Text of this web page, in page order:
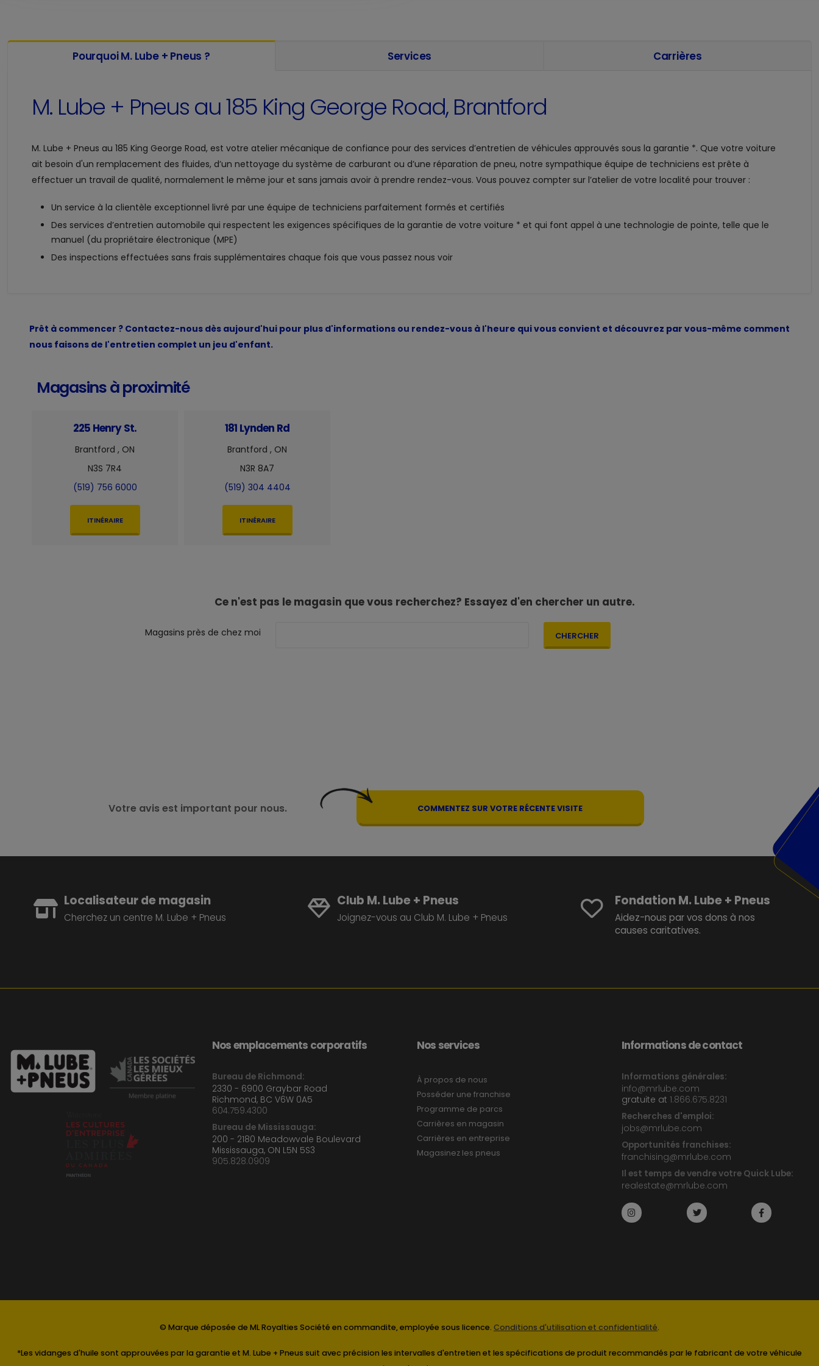
Pourquoi M. Lube + Pneus ? Services Carrières
M. Lube + Pneus au185 King George Road, Brantford
M. Lube + Pneus au 185 King George Road, est votre atelier mécanique de confiance pour des services d’entretien de véhicules approuvés sous la garantie *. Que votre voiture
ait besoin d'un remplacement des fluides, d’un nettoyage du système de carburant ou d’une réparation de pneu, notre sympathique équipe de techniciens est prête à
effectuer un travail de qualité, normalement le même jour et sans jamais avoir à prendre rendez-vous. Vous pouvez compter sur l’atelier de votre localité pour trouver :
Un service à la clientèle exceptionnel livré par une équipe de techniciens parfaitement formés et certifiés
Des services d’entretien automobile qui respectent les exigences spécifiques de la garantie de votre voiture * et qui font appel à une technologie de pointe, telle que le
manuel (du propriétaire électronique (MPE)
Des inspections effectuées sans frais supplémentaires chaque fois que vous passez nous voir
Prêt à commencer ? Contactez-nous dès aujourd'hui pour plus d'informations ou rendez-vous à l'heure qui vous convient et découvrez par vous-même comment
nous faisons de l'entretien complet un jeu d'enfant.
Magasins à proximité
225 Henry St.
Brantford , ON
N3S 7R4
(519) 756 6000
ITINÉRAIRE
181 Lynden Rd
Brantford , ON
N3R 8A7
(519) 304 4404
ITINÉRAIRE
Ce n'est pas le magasin que vous recherchez? Essayez d'en chercher un autre.
Magasins près de chez moi CHERCHER
Votre avis est important pour nous. COMMENTEZ SUR VOTRE RÉCENTE VISITE
Localisateur de magasin
Cherchez un centre M. Lube + Pneus
Club M. Lube + Pneus
Joignez-vous au Club M. Lube + Pneus
Fondation M. Lube + Pneus
Aidez-nous par vos dons à nos
causes caritatives.
Nos emplacements corporatifs
Bureau de Richmond:
2330 - 6900 Graybar Road
Richmond, BC V6W 0A5
604.759.4300
Bureau de Mississauga:
200 - 2180 Meadowvale Boulevard
Mississauga, ON L5N 5S3
905.828.0909
Nos services
À propos de nous
Posséder une franchise
Programme de parcs
Carrières en magasin
Carrières en entreprise
Magasinez les pneus
Informations de contact
Informations générales:
info@mrlube.com
gratuite at 1.866.675.8231
Recherches d'emploi:
jobs@mrlube.com
Opportunités franchises:
franchising@mrlube.com
Il est temps de vendre votre Quick Lube:
realestate@mrlube.com
© Marque déposée de ML Royalties Société en commandite, employée sous licence. Conditions d'utilisation et confidentialité.
*Les vidanges d'huile sont approuvées par la garantie et M. Lube + Pneus suit avec précision les intervalles d'entretien et les spécifications de produit recommandés par le fabricant de votre véhicule